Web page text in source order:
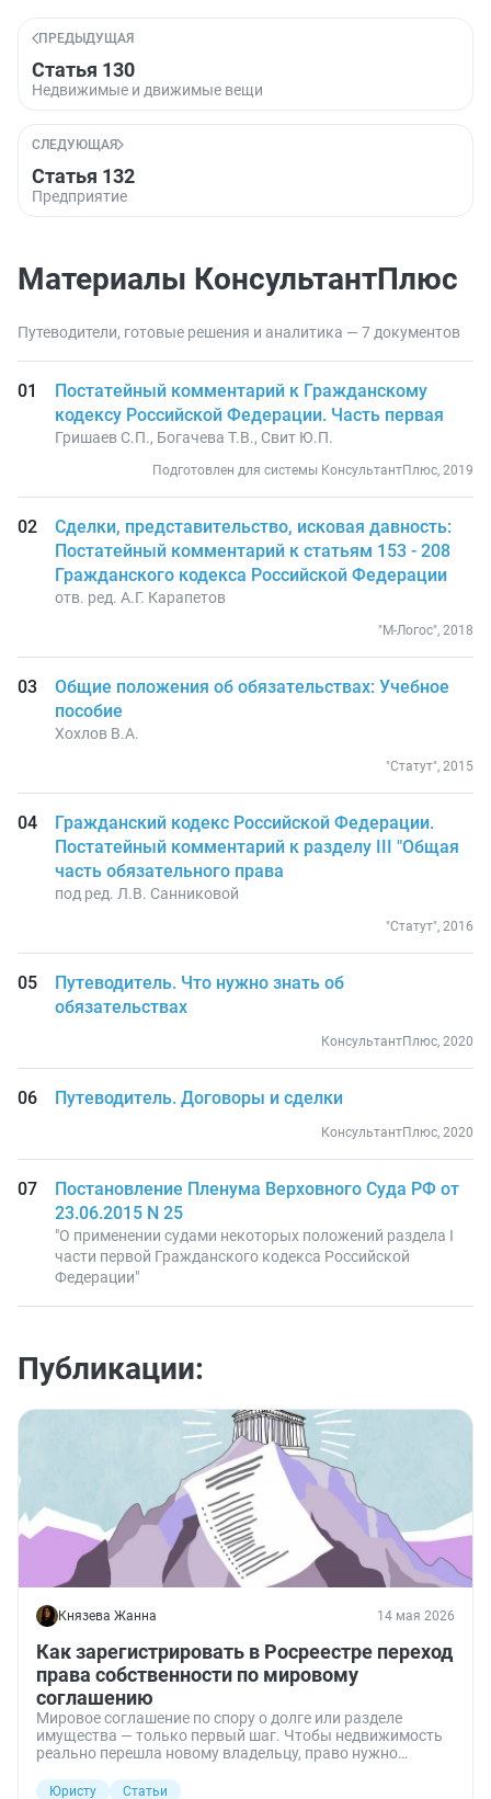
ПРЕДЫДУЩАЯ
Статья 130
Недвижимые и движимые вещи
СЛЕДУЮЩАЯ
Статья 132
Предприятие
Материалы КонсультантПлюс
Путеводители, готовые решения и аналитика — 7 документов
Постатейный комментарий к Гражданскому
кодексу Российской Федерации. Часть первая
Гришаев С.П., Богачева Т.В., Свит Ю.П.
Подготовлен для системы КонсультантПлюс, 2019
Сделки, представительство, исковая давность:
Постатейный комментарий к статьям 153 - 208
Гражданского кодекса Российской Федерации
отв. ред. А.Г. Карапетов
"М-Логос", 2018
Общие положения об обязательствах: Учебное
пособие
Хохлов В.А.
"Статут", 2015
Гражданский кодекс Российской Федерации.
Постатейный комментарий к разделу III "Общая
часть обязательного права
под ред. Л.В. Санниковой
"Статут", 2016
Путеводитель. Что нужно знать об
обязательствах
КонсультантПлюс, 2020
Путеводитель. Договоры и сделки
КонсультантПлюс, 2020
Постановление Пленума Верховного Суда РФ от
23.06.2015 N 25
"О применении судами некоторых положений раздела I
части первой Гражданского кодекса Российской
Федерации"
Публикации:
Князева Жанна 14 мая 2026
Как зарегистрировать в Росреестре переход
права собственности по мировому
соглашению
Мировое соглашение по спору о долге или разделе
имущества — только первый шаг. Чтобы недвижимость
реально перешла новому владельцу, право нужно
подать, куда обратиться и где чаще всего ошибаются.
Юристу Статьи